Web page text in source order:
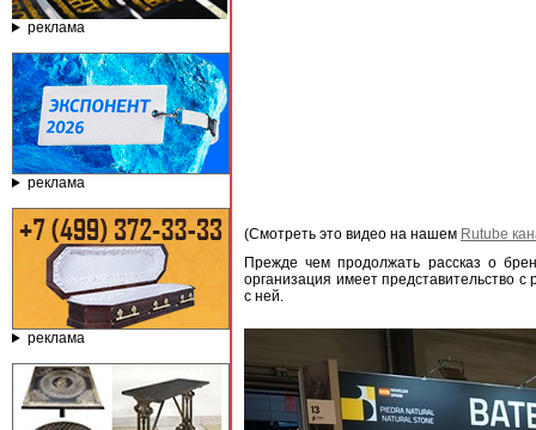
реклама
реклама
реклама
(Смотреть это видео на нашем Rutube
Прежде чем продолжать рассказ о
организация имеет представительство
с ней.